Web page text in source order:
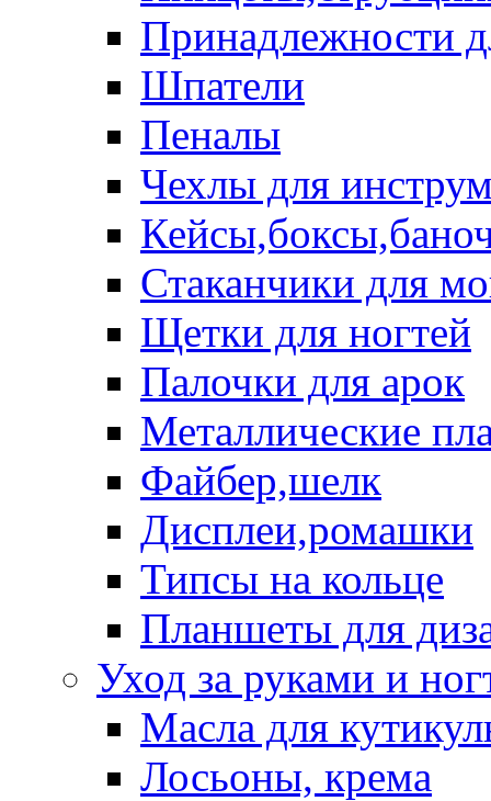
Принадлежности
Шпатели
Пеналы
Чехлы для
Стаканчики для
Щетки для ногтей
Палочки для арок
Металлические
Файбер,шелк
Дисплеи,ромашки
Типсы на кольце
Планшеты для
Уход за руками и
Масла для
Лосьоны, крема